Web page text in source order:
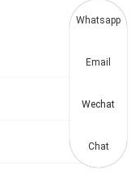
Whatsapp
Email
Wechat
Chat